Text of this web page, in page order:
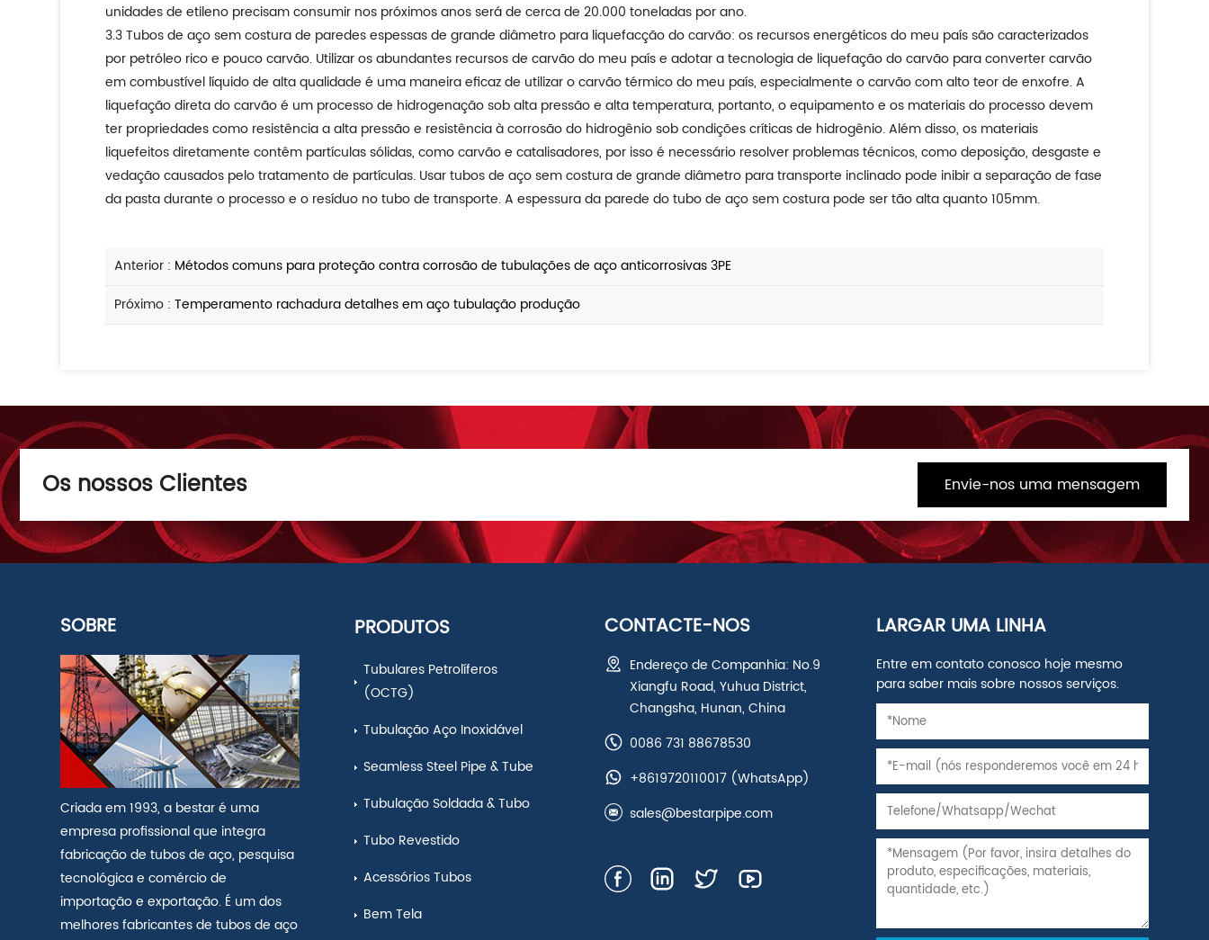
unidades de etileno precisam consumir nos próximos anos será de cerca de 20.000 toneladas por ano.
3.3 Tubos de aço sem costura de paredes espessas de grande diâmetro para liquefacção do carvão: os recursos energéticos do meu país são caracterizados
por petróleo rico e pouco carvão. Utilizar os abundantes recursos de carvão do meu país e adotar a tecnologia de liquefação do carvão para converter carvão
em combustível líquido de alta qualidade é uma maneira eficaz de utilizar o carvão térmico do meu país, especialmente o carvão com alto teor de enxofre. A
liquefação direta do carvão é um processo de hidrogenação sob alta pressão e alta temperatura, portanto, o equipamento e os materiais do processo devem
ter propriedades como resistência a alta pressão e resistência à corrosão do hidrogênio sob condições críticas de hidrogênio. Além disso, os materiais
liquefeitos diretamente contêm partículas sólidas, como carvão e catalisadores, por isso é necessário resolver problemas técnicos, como deposição, desgaste e
vedação causados pelo tratamento de partículas. Usar tubos de aço sem costura de grande diâmetro para transporte inclinado pode inibir a separação de fase
da pasta durante o processo e o resíduo no tubo de transporte. A espessura da parede do tubo de aço sem costura pode ser tão alta quanto 105mm.
Anterior : Métodos comuns para proteção contra corrosão de tubulações de aço anticorrosivas 3PE
Próximo :Temperamento rachadura detalhes em aço tubulação produção
Os nossos Clientes Envie-nos uma mensagem
SOBRE
Criada em 1993, a bestar é uma
empresa profissional que integra
fabricação de tubos de aço, pesquisa
tecnológica e comércio de
importação e exportação. É um dos
melhores fabricantes de tubos de aço
PRODUTOS
Tubulares Petrolíferos
(OCTG)
Tubulação Aço Inoxidável
Seamless Steel Pipe & Tube
Tubulação Soldada & Tubo
Tubo Revestido
Acessórios Tubos
Bem Tela
CONTACTE-NOS
Endereço de Companhia: No.9
Xiangfu Road, Yuhua District,
Changsha, Hunan, China
0086 731 88678530
+8619720110017(WhatsApp)
sales@bestarpipe.com
LARGAR UMA LINHA
Entre em contato conosco hoje mesmo
para saber mais sobre nossos serviços.